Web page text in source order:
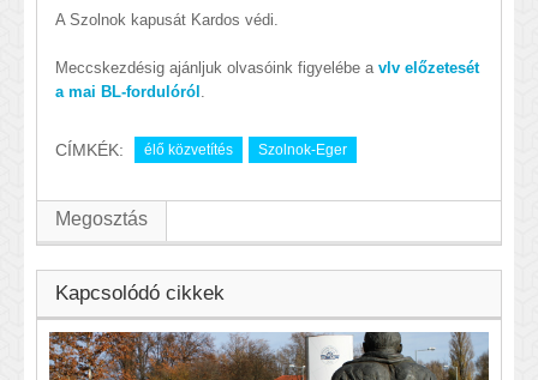
A Szolnok kapusát Kardos védi.
Meccskezdésig ajánljuk olvasóink figyelébe a vlv előzetesét
a mai BL-fordulóról
CÍMKÉK: élő közvetítés Szolnok-Eger
Megosztás
Kapcsolódó cikkek